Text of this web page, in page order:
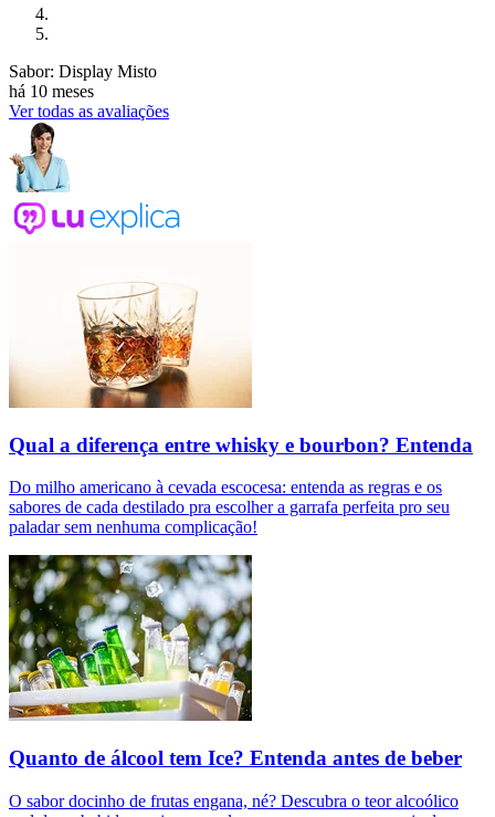
Sabor: Display Misto
há 10 meses
Ver todas as avaliações
Qual a diferença entre whisky e bourbon? Entenda
Do milho americano à cevada escocesa: entenda as regras e os
sabores de cada destilado pra escolher a garrafa perfeita pro seu
paladar sem nenhuma complicação!
Quanto de álcool tem Ice? Entenda antes de beber
O sabor docinho de frutas engana, né? Descubra o teor alcoólico